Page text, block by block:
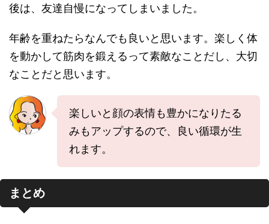
後は、友達自慢になってしまいました。
年齢を重ねたらなんでも良いと思います。楽しく体
を動かして筋肉を鍛えるって素敵なことだし、大切
なことだと思います。
楽しいと顔の表情も豊かになりたる
みもアップするので、良い循環が生
れます。
まとめ